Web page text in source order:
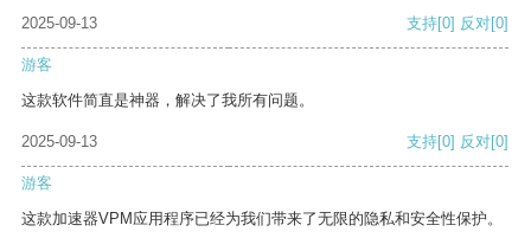
2025-09-13
支持[0] 反对[0]
游客
这款软件简直是神器，解决了我所有问题。
2025-09-13 支持[0] 反对[0]
游客
这款加速器VPM应用程序已经为我们带来了无限的隐私和安全性保护。